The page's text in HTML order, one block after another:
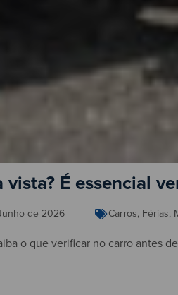
vista? É essencial
de 2026 Carros, Férias,
o que verificar no carro antes